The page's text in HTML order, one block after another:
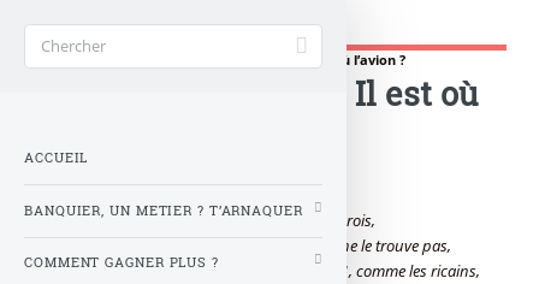
Gère ta tune !
Hollande à Sarkozy : Il est où l’avion ?
Hollande à Sarkozy : Il est où
Au royaume des bouffons, les présidents sont rois,
Voici que le notre, sur le tarmac de l’aéroport, ne le trouve pas,
Notre avion payé à coup de millions, Air force 1, comme les ricains,
ACCUEIL
BANQUIER, UN METIER ? T’ARNAQUER
COMMENT GAGNER PLUS ?